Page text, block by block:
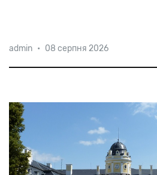
покликаний усунути з
опозиції, сина єврейського
admin • 08 серпня 2026